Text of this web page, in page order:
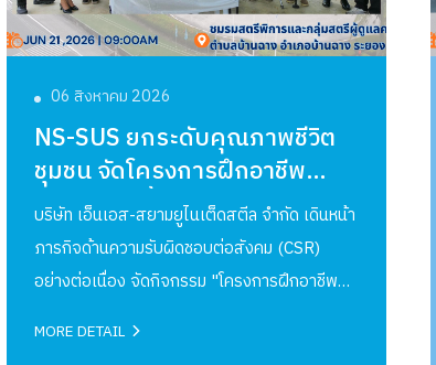
06 สิงหาคม 2026
NS-SUS ยกระดับคุณภาพชีวิต
ชุมชน จัดโครงการฝึกอาชีพ
"การเพาะเลี้ยงเห็ดนางฟ้า"
ประจำปี 2569
บริษัท เอ็นเอส-สยามยูไนเต็ดสตีล จํากัด เดินหน้า
ภารกิจด้านความรับผิดชอบต่อสังคม (CSR)
อย่างต่อเนื่อง จัดกิจกรรม "โครงการฝึกอาชีพ
MORE DETAIL